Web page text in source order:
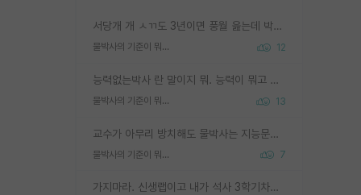
서당개 개 ㅅㄲ도 3년이면 풍월 읊는데 박사 5년 이상 대리고 있으면서 물된건 교수 탓 맞는ㄱ게 거기가 서당이 아니란 소리임
물박사의 기준이 뭐임? 12
능력없는박사 란 말이지 뭐. 능력이 뭐고 능력이 있다는게 뭔지는 사람마다 기준이 다르니까 얘기해봐야 서로 자기 기준만 얘기해서 논쟁이 끝이 안나고. 주위에서 능력있고 야심있는 신입생이 교수가 유의미한 피드백을 아예 안주면서 제대로된 과제에 참여해볼 기회도 제공하지 않고 잡일 뺑뺑이만 돌려서 맨날 단순작업만 하면서 밤새다가 눈빛이 점점 죽어가는걸 본 사람은 물박사는 교수탓이라고 하고, 교수는 이것저것 알려도 주고 기회도 주고 사수 동기 붙여주면서 어떻게든 끌고가려고 하는데 본인이 매일 뺀질거리면서 출근 하는둥마는둥 하다가 기껏 와서도 폰이나 쳐다보다가 실험 망치고 저녁약속있어서 먼저 가볼게요~ 하는걸 본 사람은 물박사는 본인탓이라고 함.
물박사의 기준이 뭐임? 13
교수가 아무리 방치해도 물박사는 지능문제고 본인 의지 문제임. 만물 교수탓 하는 애들이 이상한거임.
물박사의 기준이 뭐임? 7
가지마라. 신생랩이고 내가 석사 3학기차인데 최고참인데 나도 아무것도 모르는데 교수가 후배들 왜 논문 교육 안시키냐. 논문 왜 안 써오냐 닦달한다